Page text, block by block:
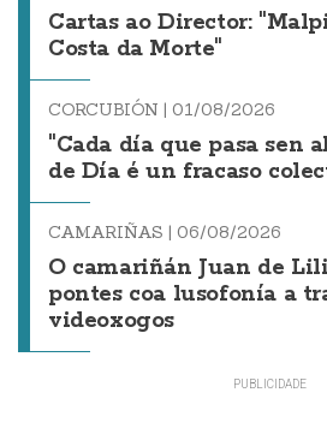
Cartas ao Director:
Costa da Morte"
CORCUBIÓN | 01/08/2026
"Cada día que pasa sen
de Día é un fracaso
CAMARIÑAS | 06/08/2026
O camariñán Juan de
pontes coa lusofonía a
videoxogos